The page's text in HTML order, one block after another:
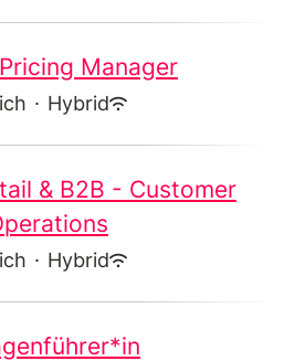
Manager
· Hybrid
& B2B - Customer
· Hybrid